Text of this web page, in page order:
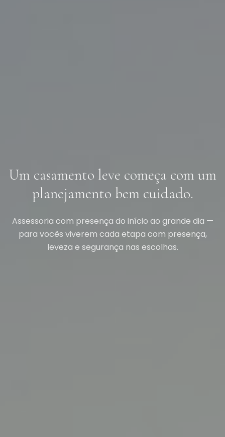
Um casamento leve começa com um
planejamento bem cuidado.
Assessoria com presença do início ao grande dia —
para vocês viverem cada etapa com presença,
leveza e segurança nas escolhas.